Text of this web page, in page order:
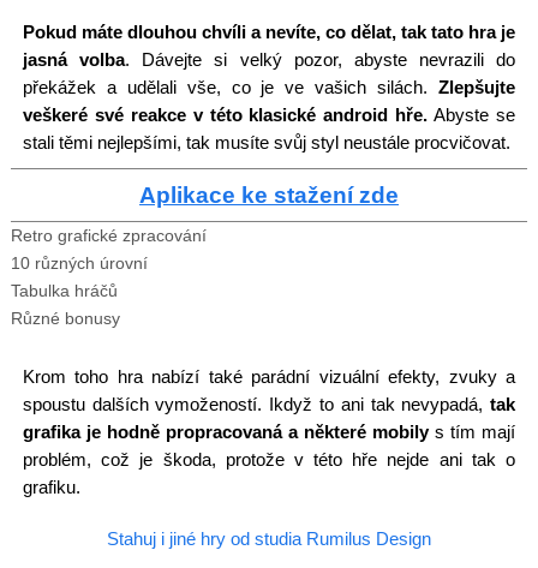
Pokud máte dlouhou chvíli a nevíte, co dělat, tak tato hra je
jasná volba. Dávejte si velký pozor, abyste nevrazili do
překážek a udělali vše, co je ve vašich silách.Zlepšujte
veškeré své reakce v této klasické android hře. Abyste se
stali těmi nejlepšími, tak musíte svůj styl neustále procvičovat.
Aplikace ke stažení zde
Retro grafické zpracování
10 různých úrovní
Tabulka hráčů
Různé bonusy
Krom toho hra nabízí také parádní vizuální efekty, zvuky a
spoustu dalších vymožeností. Ikdyž to ani tak nevypadá,tak
grafika je hodně propracovaná a některé mobilys tím mají
problém, což je škoda, protože v této hře nejde ani tak o
grafiku.
Stahuj i jiné hry od studia Rumilus Design